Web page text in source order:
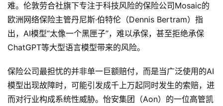
G
E
O
A
I
应
难。伦敦劳合社旗下专注于科技风险的保险公司Mosaic的
欧洲网络保险主管丹尼斯·伯特伦（Dennis Bertram）指
出，AI模型“太像一个黑匣子”，难以承保，甚至拒绝承保
ChatGPT等大型语言模型带来的风险。
保险公司最担忧的并非单一巨额赔付，而是当广泛使用的AI
模型出现故障时，可能引发成千上万起同时发生的索赔，进
而对行业构成系统性威胁。怡安集团（Aon）的一位高管凯